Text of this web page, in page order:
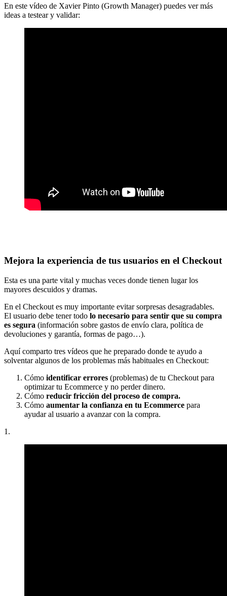
En este vídeo de Xavier Pinto (Growth Manager) puedes ver más
ideas a testear y validar:
Mejora la experiencia de tus usuarios en el Checkout
Esta es una parte vital y muchas veces donde tienen lugar los
mayores descuidos y dramas.
En el Checkout es muy importante evitar sorpresas desagradables.
El usuario debe tener todo lo necesario para sentir que su compra
es segura (información sobre gastos de envío clara, política de
devoluciones y garantía, formas de pago…).
Aquí comparto tres vídeos que he preparado donde te ayudo a
solventar algunos de los problemas más habituales en Checkout:
Cómo identificar errores (problemas) de tu Checkout para
optimizar tu Ecommerce y no perder dinero.
Cómo reducir fricción del proceso de compra.
Cómo aumentar la confianza en tu Ecommerce para
ayudar al usuario a avanzar con la compra.
1.